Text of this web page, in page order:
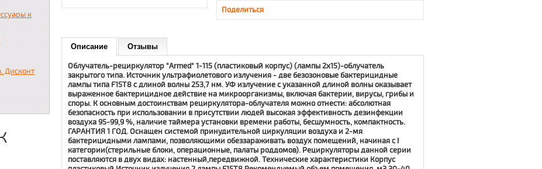
к
Дисконт
Поделиться
Описание Отзывы
Облучатель-рециркулятор "Armed" 1-115 (пластиковый корпус) (лампы 2х15)-облучатель
закрытого типа. Источник ультрафиолетового излучения - две безозоновые бактерицидные
лампы типа F15Т8 с длиной волны 253,7 нм. УФ излучение с указанной длиной волны оказывает
выраженное бактерицидное действие на микроорганизмы, включая бактерии, вирусы, грибы и
споры. К основным достоинствам рециркулятора-облучателя можно отнести: абсолютная
безопасность при использовании в присутствии людей высокая эффективность дезинфекции
воздуха 95-99,9 %, наличие таймера установки времени работы, бесшумность, компактность.
ГАРАНТИЯ 1 ГОД. Оснащен системой принудительной циркуляции воздуха и 2-мя
бактерицидными лампами, позволяющими обеззараживать воздух помещений, начиная с I
категории(стерильные блоки, операционные, палаты роддомов). Рециркуляторы данной серии
поставляются в двух видах: настенный,передвижной. Технические характеристики Корпус